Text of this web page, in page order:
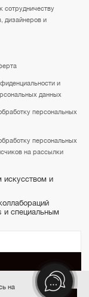
сотрудничеству
дизайнеров и
и
данных
персональных
персональных
на рассылки
искусством и
и специальным
на